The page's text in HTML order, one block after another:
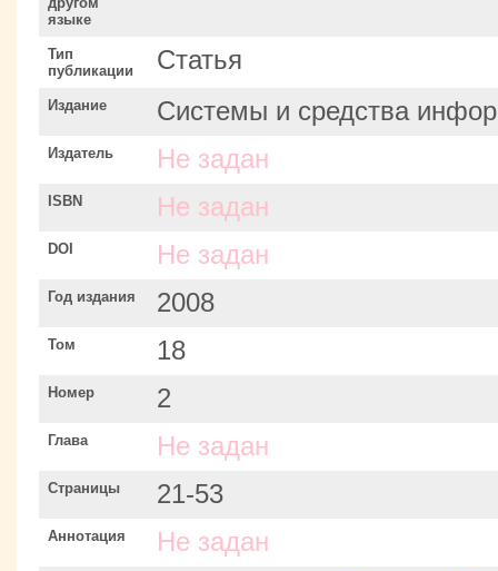
языке
Тип
публикации
Статья
Издание Системы и средства
Издатель Не задан
ISBN Не задан
DOI Не задан
Год издания 2008
Том 18
Номер 2
Глава Не задан
Страницы 21-53
Аннотация Не задан